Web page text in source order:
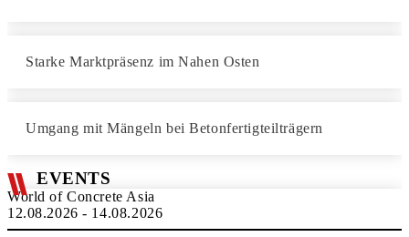
Starke Marktpräsenz im Nahen Osten
Umgang mit Mängeln bei Betonfertigteilträgern
EVENTS
World of Concrete Asia
12.08.2026 - 14.08.2026